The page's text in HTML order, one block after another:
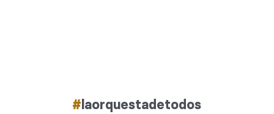
# laorquestadetodos